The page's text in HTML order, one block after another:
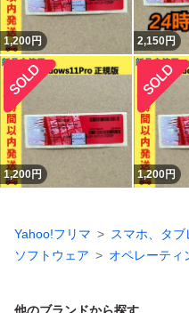
1,200円 2,150円
1,200円 1,200円
Yahoo!フリマ
スマホ、タ
ソフトウェア
オペレーティ